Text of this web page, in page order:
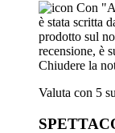
Con
è stata scritta
prodotto sul
recensione, è
Chiudere la
Valuta con 5